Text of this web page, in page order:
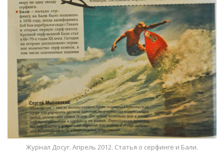
Журнал Досуг. Апрель 2012. Статья о серфинге и Бали.